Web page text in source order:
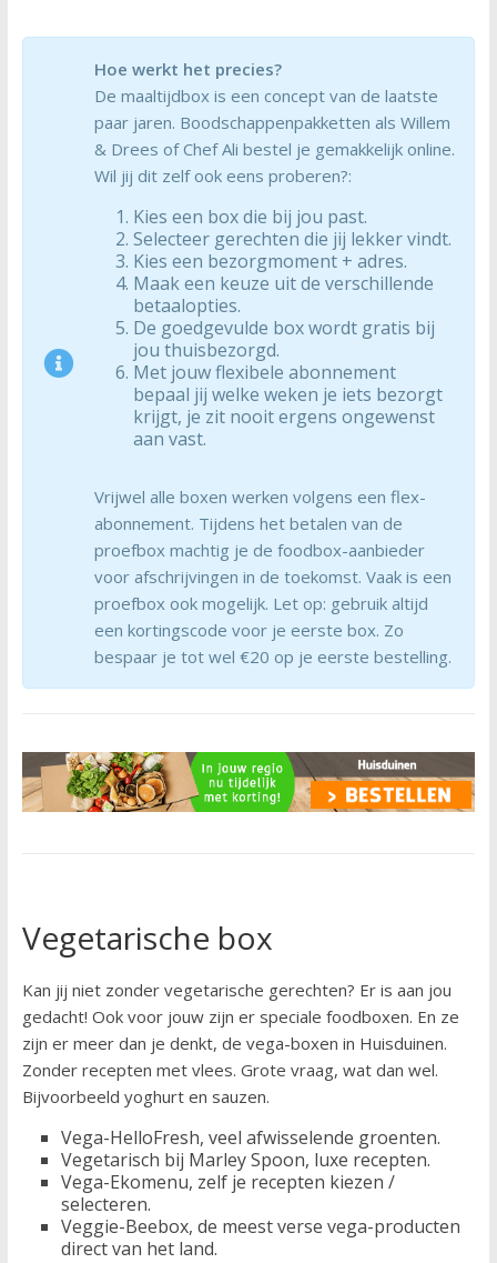
Hoe werkt het precies?
De maaltijdbox is een concept van de laatste
paar jaren. Boodschappenpakketten als Willem
& Drees of Chef Ali bestel je gemakkelijk online.
Wil jij dit zelf ook eens proberen?:
Kies een box die bij jou past.
Selecteer gerechten die jij lekker vindt.
Kies een bezorgmoment + adres.
Maak een keuze uit de verschillende
betaalopties.
De goedgevulde box wordt gratis bij
jou thuisbezorgd.
Met jouw flexibele abonnement
bepaal jij welke weken je iets bezorgt
krijgt, je zit nooit ergens ongewenst
aan vast.
Vrijwel alle boxen werken volgens een flex-
abonnement. Tijdens het betalen van de
proefbox machtig je de foodbox-aanbieder
voor afschrijvingen in de toekomst. Vaak is een
proefbox ook mogelijk. Let op: gebruik altijd
een kortingscode voor je eerste box. Zo
bespaar je tot wel €20 op je eerste bestelling.
Vegetarische box
Kan jij niet zonder vegetarische gerechten? Er is aan jou
gedacht! Ook voor jouw zijn er speciale foodboxen. En ze
zijn er meer dan je denkt, de vega-boxen in Huisduinen.
Zonder recepten met vlees. Grote vraag, wat dan wel.
Bijvoorbeeld yoghurt en sauzen.
Vega-HelloFresh, veel afwisselende groenten.
Vegetarisch bij Marley Spoon, luxe recepten.
Vega-Ekomenu, zelf je recepten kiezen /
selecteren.
Veggie-Beebox, de meest verse vega-producten
direct van het land.